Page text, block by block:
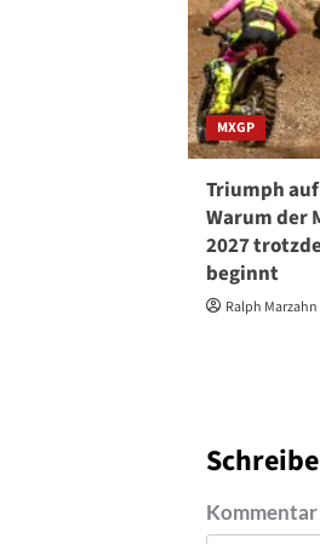
MXGP
Triumph
Warum der
2027
beginnt
Ralph Marzahn
Kommentar